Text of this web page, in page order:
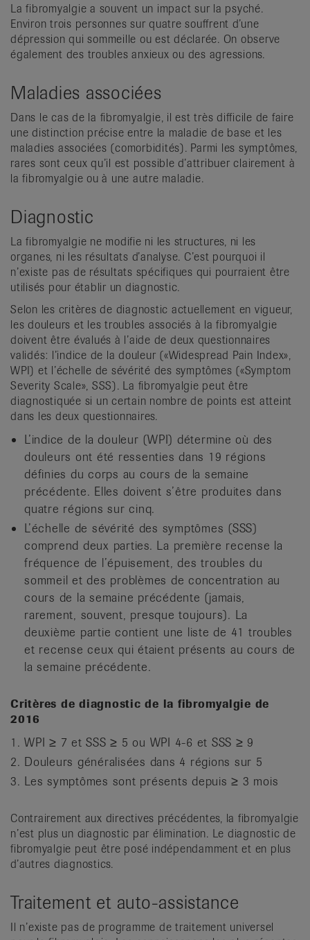
La fibromyalgie a souvent un impact sur la psyché.
Environ trois personnes sur quatre souffrent d’une
dépression qui sommeille ou est déclarée. On observe
également des troubles anxieux ou des agressions.
Maladies associées
Dans le cas de la fibromyalgie, il est très difficile de faire
une distinction précise entre la maladie de base et les
maladies associées (comorbidités). Parmi les symptômes,
rares sont ceux qu’il est possible d’attribuer clairement à
la fibromyalgie ou à une autre maladie.
Diagnostic
La fibromyalgie ne modifie ni les structures, ni les
organes, ni les résultats d’analyse. C’est pourquoi il
n’existe pas de résultats spécifiques qui pourraient être
utilisés pour établir un diagnostic.
Selon les critères de diagnostic actuellement en vigueur,
les douleurs et les troubles associés à la fibromyalgie
doivent être évalués à l’aide de deux questionnaires
validés: l’indice de la douleur («Widespread Pain Index»,
WPI) et l’échelle de sévérité des symptômes («Symptom
Severity Scale», SSS). La fibromyalgie peut être
diagnostiquée si un certain nombre de points est atteint
dans les deux questionnaires.
L’indice de la douleur (WPI) détermine où des
douleurs ont été ressenties dans 19 régions
définies du corps au cours de la semaine
précédente. Elles doivent s’être produites dans
quatre régions sur cinq.
L’échelle de sévérité des symptômes (SSS)
comprend deux parties. La première recense la
fréquence de l’épuisement, des troubles du
sommeil et des problèmes de concentration au
cours de la semaine précédente (jamais,
rarement, souvent, presque toujours). La
deuxième partie contient une liste de 41 troubles
et recense ceux qui étaient présents au cours de
la semaine précédente.
Critères de diagnostic de la fibromyalgie de
2016
WPI ≥ 7 et SSS ≥ 5 ou WPI 4-6 et SSS ≥ 9
Douleurs généralisées dans 4 régions sur 5
Les symptômes sont présents depuis ≥ 3 mois
Contrairement aux directives précédentes, la fibromyalgie
n’est plus un diagnostic par élimination. Le diagnostic de
fibromyalgie peut être posé indépendamment et en plus
d’autres diagnostics.
Traitement et auto-assistance
Il n’existe pas de programme de traitement universel